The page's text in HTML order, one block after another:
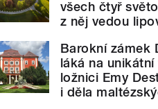
všech čtyř
z něj vedou
Barokní zámek
láká na unikátní
ložnici Emy
i děla